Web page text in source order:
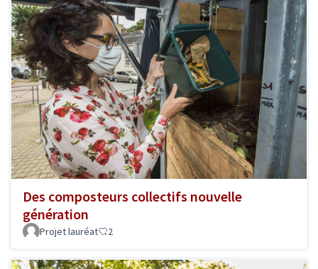
Des composteurs collectifs nouvelle
génération
Projet lauréat 2